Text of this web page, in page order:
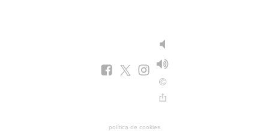
política de cookies